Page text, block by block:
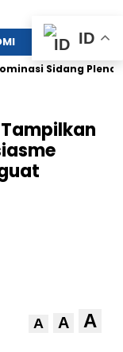
MEGAPOLITAN
Sidang Pleno KTT
Tampilkan
A A A
ID